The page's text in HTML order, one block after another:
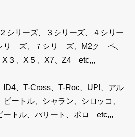
シリーズ、３シリーズ、４シリー
ーズ、７シリーズ、M2クーペ、
X３、X５、X7、Z4 etc,,,
ID4、T-Cross、T-Roc、UP!、アル
ートル、シャラン、シロッコ、
ートル、パサート、ポロ etc,,,